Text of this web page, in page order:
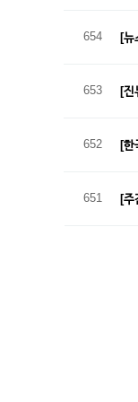
654 [뉴
653 [진
652 [한
651 [주